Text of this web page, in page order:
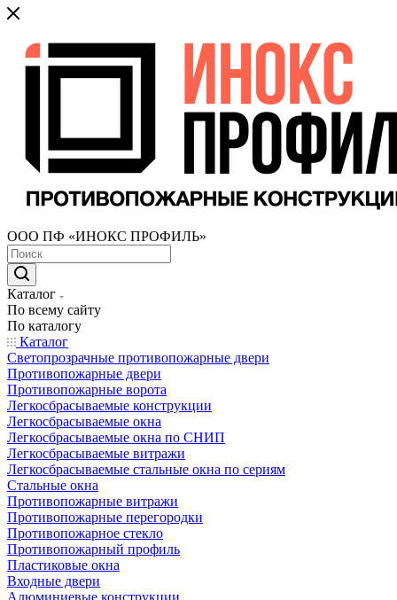
ООО ПФ «ИНОКС ПРОФИЛЬ»
Каталог
По всему сайту
По каталогу
Каталог
Светопрозрачные противопожарные двери
Противопожарные двери
Противопожарные ворота
Легкосбрасываемые конструкции
Легкосбрасываемые окна
Легкосбрасываемые окна по СНИП
Легкосбрасываемые витражи
Легкосбрасываемые стальные окна по сериям
Стальные окна
Противопожарные витражи
Противопожарные перегородки
Противопожарное стекло
Противопожарный профиль
Пластиковые окна
Входные двери
Алюминиевые конструкции